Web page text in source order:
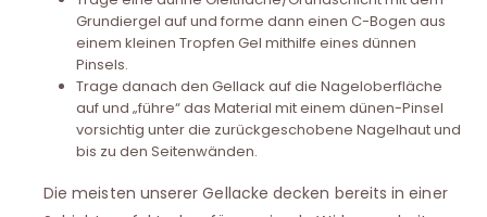
Grundiergel auf und forme dann einen C-Bogen aus
einem kleinen Tropfen Gel mithilfe eines dünnen
Pinsels.
Trage danach den Gellack auf die Nageloberfläche
auf und „führe“ das Material mit einem dünen-Pinsel
vorsichtig unter die zurückgeschobene Nagelhaut und
bis zu den Seitenwänden.
Die meisten unserer Gellacke decken bereits in einer